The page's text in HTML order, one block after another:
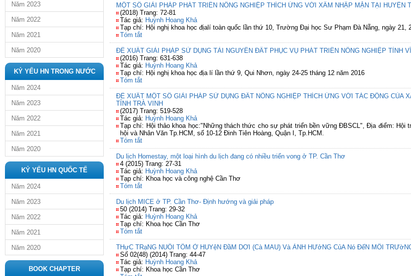
Năm 2023
Năm 2022
Năm 2021
Năm 2020
KỶ YẾU HN TRONG NƯỚC
Năm 2024
Năm 2023
Năm 2022
Năm 2021
Năm 2020
KỶ YẾU HN QUỐC TẾ
Năm 2024
Năm 2023
Năm 2022
Năm 2021
Năm 2020
BOOK CHAPTER
MỘT SỐ GIẢI PHÁP PHÁT TRIỂN NÔNG NGHIỆP THÍCH ỨNG VỚI XÂM NHẬP MẶN TẠI HUYỆN
(2018) Trang: 72-81
Tác giả: Huỳnh Hoang Khả
Tạp chí: Hội nghị khoa học địalí toàn quốc lần thứ 10, Trường Đại học Sư Phạm Đà Nẵng, ngày 21,
Tóm tắt
ĐỀ XUẤT GIẢI PHÁP SỬ DỤNG TÀI NGUYÊN ĐẤT PHỤC VỤ PHÁT TRIỂN NÔNG NGHIỆP TỈNH
(2016) Trang: 631-638
Tác giả: Huỳnh Hoang Khả
Tạp chí: Hội nghị khoa học địa lí lần thứ 9, Qui Nhơn, ngày 24-25 tháng 12 năm 2016
Tóm tắt
ĐỀ XUẤT MỘT SỐ GIẢI PHÁP SỬ DỤNG ĐẤT NÔNG NGHIỆP THÍCH ỨNG VỚI TÁC ĐỘNG CỦA
TỈNH TRÀ VINH
(2017) Trang: 519-528
Tác giả: Huỳnh Hoang Khả
Tạp chí: Hội thảo khoa học:"Những thách thức cho sự phát triển bền vững ĐBSCL", Địa điểm: Hội
hội và Nhân Văn Tp.HCM, số 10-12 Đinh Tiên Hoàng, Quận I, Tp.HCM.
Tóm tắt
Du lịch Homestay, một loại hình du lịch đang có nhiều triển vong ở TP. Cần Thơ
4 (2015) Trang: 27-31
Tác giả: Huỳnh Hoang Khả
Tạp chí: Khoa học và công nghệ Cần Thơ
Tóm tắt
Du lịch MICE ở TP. Cần Thơ- Định hướng và giải pháp
50 (2014) Trang: 29-32
Tác giả: Huỳnh Hoang Khả
Tạp chí: Khoa học Cần Thơ
Tóm tắt
THựC TRạNG NUÔI TÔM Ở HUYệN ĐầM DƠI (Cà MAU) Và ẢNH HƯởNG CủA Nó ĐếN MÔI
Số 02(48) (2014) Trang: 44-47
Tác giả: Huỳnh Hoang Khả
Tạp chí: Khoa học Cần Thơ